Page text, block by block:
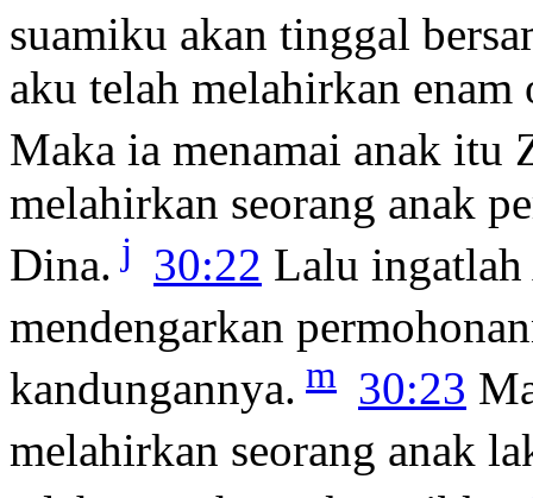
suamiku akan tinggal
aku telah melahirkan
Maka ia menamai anak itu
melahirkan seorang anak
Dina. j 30:22 Lalu
mendengarkan
kandungannya. m 30:23
melahirkan seorang anak